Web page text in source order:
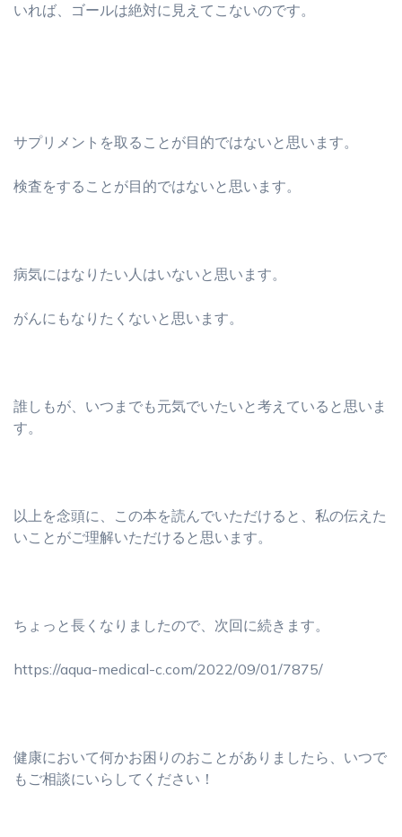
いれば、ゴールは絶対に見えてこないのです。
サプリメントを取ることが目的ではないと思います。
検査をすることが目的ではないと思います。
病気にはなりたい人はいないと思います。
がんにもなりたくないと思います。
誰しもが、いつまでも元気でいたいと考えていると思いま
す。
以上を念頭に、この本を読んでいただけると、私の伝えた
いことがご理解いただけると思います。
ちょっと長くなりましたので、次回に続きます。
https://aqua-medical-c.com/2022/09/01/7875/
健康において何かお困りのおことがありましたら、いつで
もご相談にいらしてください！